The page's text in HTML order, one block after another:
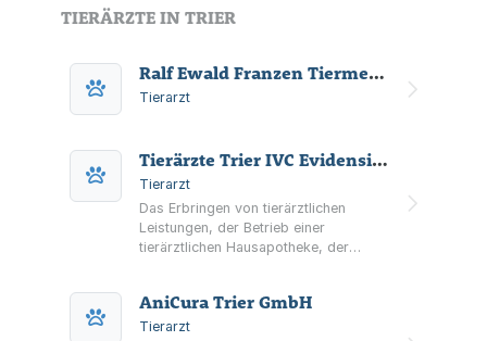
TIERÄRZTE IN TRIER
Ralf Ewald Franzen Tiermedizin Theravet
Tierarzt
Tierärzte Trier IVC Evidensia GmbH
Tierarzt
Das Erbringen von tierärztlichen
Leistungen, der Betrieb einer
tierärztlichen Hausapotheke, der
auf dem Gebiet der Klein- und
Heimtiere.
AniCura Trier GmbH
Tierarzt